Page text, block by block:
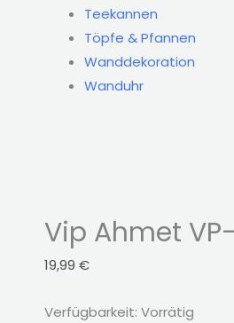
Teekannen
Töpfe & Pfannen
Wanddekoration
Wanduhr
Vip Ahmet
19,99 €
Verfügbarkeit: Vorrätig